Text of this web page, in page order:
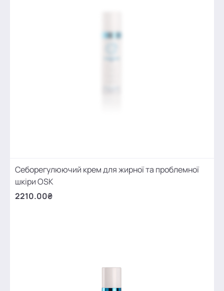
Себорегулюючий крем для жирної та проблемної
шкіри OSK
2210.00₴